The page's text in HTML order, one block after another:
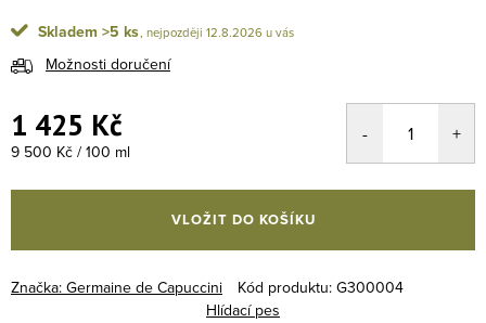
Skladem >5 ks 12.8.2026
Možnosti doručení
1 425 Kč
Měrná cena:
9 500 Kč / 100 ml
VLOŽIT DO KOŠÍKU
Značka: Germaine de Capuccini Kód produktu: G300004
Hlídací pes